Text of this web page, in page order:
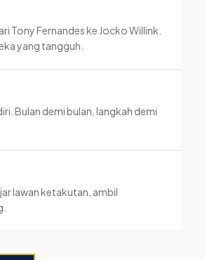
Tony Fernandes ke Jocko Willink.
yang tangguh.
Bulan demi bulan, langkah demi
lawan ketakutan, ambil